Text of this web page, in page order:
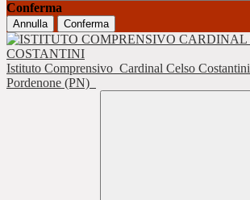
Conferma
Annulla Conferma
Istituto Comprensivo Cardinal Celso Costantini
Pordenone (PN)